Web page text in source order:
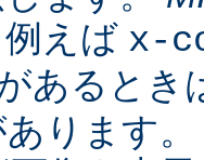
えば x-
あるとき
ります